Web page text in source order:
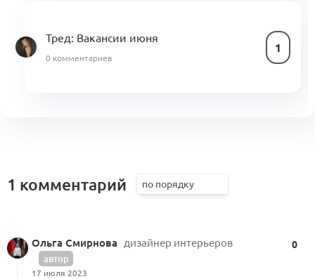
Тред: Вакансии июня
1
0 комментариев
1 комментарий
Ольга Смирнова дизайнер интерьеров
автор
17 июля 2023
0